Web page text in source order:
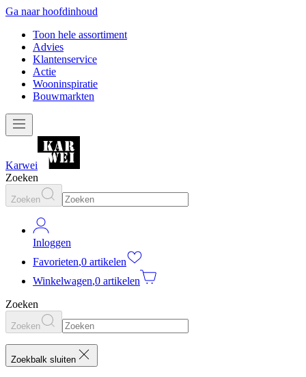
Ga naar hoofdinhoud
Toon hele assortiment
Advies
Klantenservice
Actie
Wooninspiratie
Bouwmarkten
Karwei
Zoeken
Zoeken
Inloggen
Favorieten,0 artikelen
Winkelwagen,0 artikelen
Zoeken
Zoeken
Zoekbalk sluiten